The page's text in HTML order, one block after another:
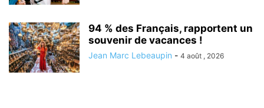
94 % des Français, rapportent un
souvenir de vacances !
Jean Marc Lebeaupin - 4 août , 2026